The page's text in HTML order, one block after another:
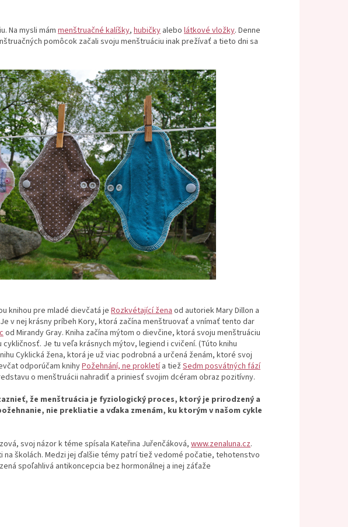
Na mysli mám menštruačné kalíšky, hubičky alebo látkové vložky. Denne
pomôcok začali svoju menštruáciu inak prežívať a tieto dni sa
knihou pre mladé dievčatá jeRozkvétající ženaod autoriek Mary Dillon a
v nej krásny príbeh Kory, ktorá začína menštruovať a vnímať tento dar
od Mirandy Gray. Kniha začína mýtom o dievčine, ktorá svoju menštruáciu
Je tu veľa krásnych mýtov, legiend i cvičení. (Túto knihu
Cyklická žena, ktorá je už viac podrobná a určená ženám, ktoré svoj
odporúčam knihyPožehnání, ne prokletía tiež Sedm posvátných fází
o menštruácii nahradiť a priniesť svojim dcéram obraz pozitívny.
že menštruácia je fyziologický proces, ktorý je prirodzený a
nie prekliatie a vďaka zmenám, ku ktorým v našom cykle
svoj názor k téme spísala Kateřina Juřenčáková, www.zenaluna.cz.
školách. Medzi jej ďalšie témy patrí tiež vedomé počatie, tehotenstvo
spoľahlivá antikoncepcia bez hormonálnej a inej záťaže